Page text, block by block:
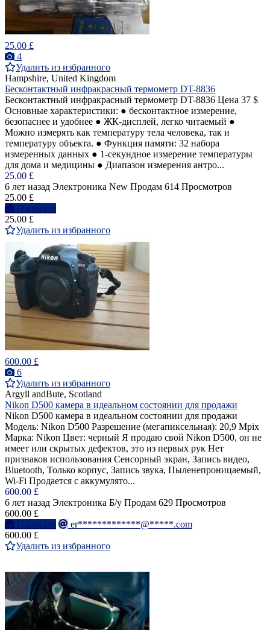
25.00 £
4
Удалить из избранного
Hampshire, United Kingdom
Бесконтактный инфракрасный термометр DT-8836
Бесконтактный инфракрасный термометр DT-8836 Цена 37 $
Основные характеристики: ● бесконтактное измерение,
безопаснее и удобнее ● ЖК-дисплей, легко читаемый ●
Можно измерять как температуру тела человека, так и
температуру объекта. ● Функция памяти: 32 набора
измеренных данных ● 1-секундное измерение температуры
для дома и медицины ● Диапазон измерения антро...
25.00 £
6 лет назад Электроника New Продам 614 Просмотров
25.00 £
Написать
25.00 £
Удалить из избранного
600.00 £
6
Удалить из избранного
Argyll andBute, Scotland
Nikon D500 камера в идеальном состоянии для продажи
Nikon D500 камера в идеальном состоянии для продажи
Модель: Nikon D500 Разрешение (мегапиксельная): 20,9 Mpix
Марка: Nikon Цвет: черный Я продаю свой Nikon D500, он не
имеет или скрытых дефектов, это из первых рук Нет
признаков использования Сенсорный экран, Запись видео,
Bluetooth, Только корпус, Запись звука, Пыленепроницаемый,
Wi-Fi Продается с аккумулято...
600.00 £
6 лет назад Электроника Б/у Продам 629 Просмотров
600.00 £
Написать
er*************@*****.com
600.00 £
Удалить из избранного